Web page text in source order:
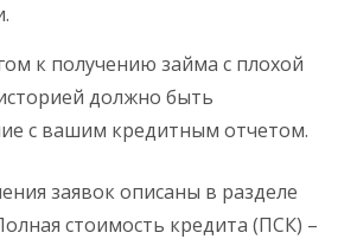
к получению займа с плохой
должно быть
с вашим кредитным отчетом.
заявок описаны в разделе
стоимость кредита (ПСК) –